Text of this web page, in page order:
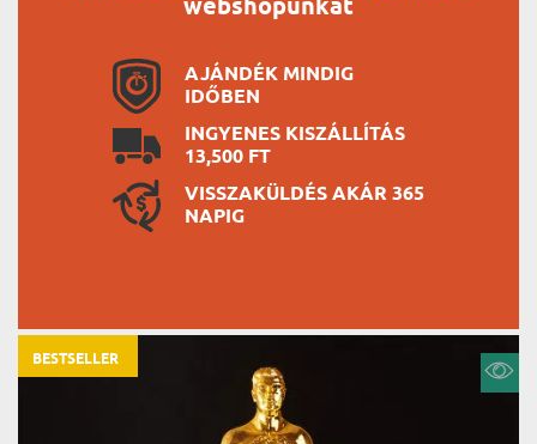
webshopunkat
AJÁNDÉK MINDIG
IDŐBEN
INGYENES KISZÁLLÍTÁS
13,500 FT
VISSZAKÜLDÉS AKÁR 365
NAPIG
BESTSELLER